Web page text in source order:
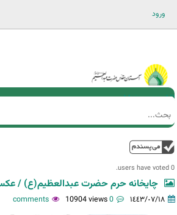
ورود
Main men-AR
استمارة
‏
0 users have voted.
چایخانه حرم حضرت عبدالعظیم(ع) /
١٤٤٣/٠٧/١٨ 0 comments
10904 views